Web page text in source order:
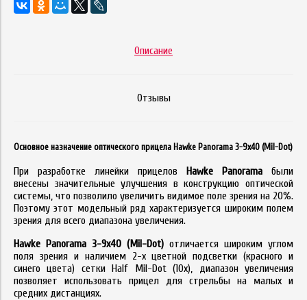
Описание
Отзывы
Основное назначение оптического прицела Hawke Panorama 3-9x40 (Mil-Dot)
При разработке линейки прицелов Hawke Panorama были
внесены значительные улучшения в конструкцию оптической
системы, что позволило увеличить видимое поле зрения на 20%.
Поэтому этот модельный ряд характеризуется широким полем
зрения для всего диапазона увеличения.
Hawke Panorama 3-9x40 (Mil-Dot) отличается широким углом
поля зрения и наличием 2-х цветной подсветки (красного и
синего цвета) сетки Half Mil-Dot (10x), диапазон увеличения
позволяет использовать прицел для стрельбы на малых и
средних дистанциях.